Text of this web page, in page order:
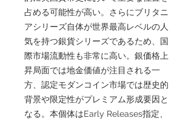
占める可能性が高い。さらにブリタニ
アシリーズ自体が世界最高レベルの人
気を持つ銀貨シリーズであるため、国
際市場流動性も非常に高い。銀価格上
昇局面では地金価値が注目される一
方、認定モダンコイン市場では歴史的
背景や限定性がプレミアム形成要因と
なる。本個体はEarly Releases指定、